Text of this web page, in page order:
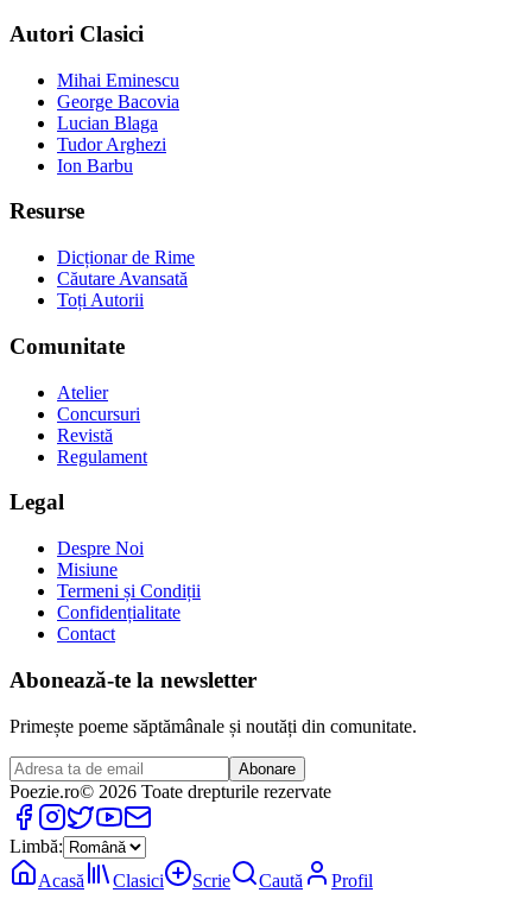
Autori Clasici
Mihai Eminescu
George Bacovia
Lucian Blaga
Tudor Arghezi
Ion Barbu
Resurse
Dicționar de Rime
Căutare Avansată
Toți Autorii
Comunitate
Atelier
Concursuri
Revistă
Regulament
Legal
Despre Noi
Misiune
Termeni și Condiții
Confidențialitate
Contact
Abonează-te la newsletter
Primește poeme săptămânale și noutăți din comunitate.
Abonare
Poezie.ro© 2026 Toate drepturile rezervate
Limbă:
Acasă
Clasici Scrie Caută Profil